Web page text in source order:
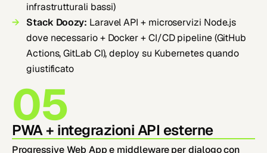
infrastrutturali bassi)
Stack Doozy: Laravel API + microservizi Node.js
dove necessario + Docker + CI/CD pipeline (GitHub
Actions, GitLab CI), deploy su Kubernetes quando
giustificato
05
PWA + integrazioni API esterne
Progressive Web App e middleware per dialogo con